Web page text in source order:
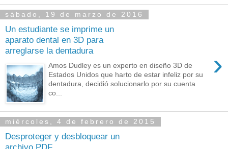
sábado, 19 de marzo de 2016
Un estudiante se imprime un
aparato dental en 3D para
arreglarse la dentadura
›
Amos Dudley es un experto en diseño 3D de
Estados Unidos que harto de estar infeliz por su
dentadura, decidió solucionarlo por su cuenta
co...
miércoles, 4 de febrero de 2015
Desproteger y desbloquear un